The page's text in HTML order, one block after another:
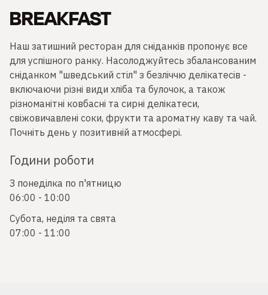
BREAKFAST
Наш затишний ресторан для сніданків пропонує все
для успішного ранку. Насолоджуйтесь збалансованим
сніданком "шведський стіл" з безліччю делікатесів -
включаючи різні види хліба та булочок, а також
різноманітні ковбасні та сирні делікатеси,
свіжовичавлені соки, фрукти та ароматну каву та чай.
Почніть день у позитивній атмосфері.
Години роботи
З понеділка по п'ятницю
06:00 - 10:00
Субота, неділя та свята
07:00 - 11:00